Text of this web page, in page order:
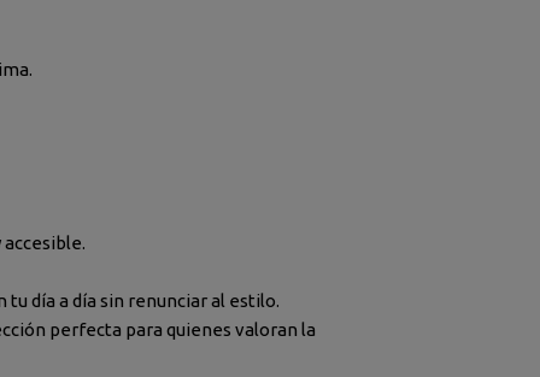
día a día sin renunciar al estilo.
perfecta para quienes valoran la